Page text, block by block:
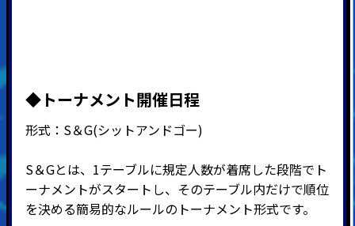
◆トーナメント開催日程
形式： S＆G(シットアンドゴー)
S＆Gとは、1テーブルに規定人数が着席した段階でト
ーナメントがスタートし、そのテーブル内だけで順位
を決める簡易的なルールのトーナメント形式です。